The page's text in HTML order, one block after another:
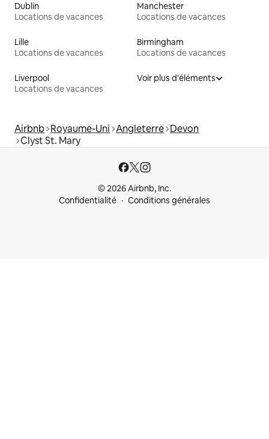
Dublin
Locations de vacances
Manchester
Locations de vacances
Lille
Locations de vacances
Birmingham
Locations de vacances
Liverpool
Locations de vacances
Voir plus d'éléments
Airbnb Royaume-Uni Angleterre Devon
Clyst St. Mary
© 2026 Airbnb, Inc.
Confidentialité
Conditions générales